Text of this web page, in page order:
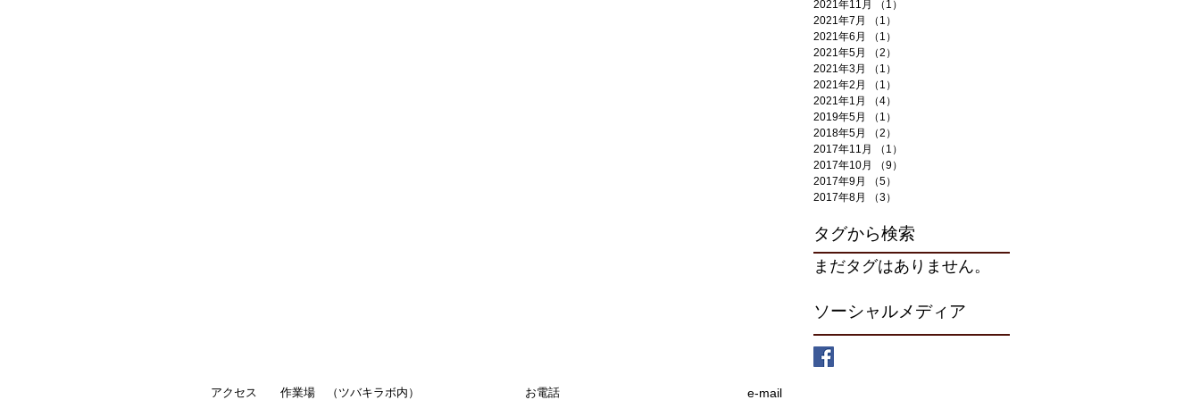
2021年11月
（1）
2021年7月
（1）
2021年6月
（1）
2021年5月
（2）
2021年3月
（1）
2021年2月
（1）
2021年1月
（4）
2019年5月
（1）
2018年5月
（2）
2017年11月
（1）
2017年10月
（9）
2017年9月
（5）
2017年8月
（3）
タグから検索
まだタグはありません。
ソーシャルメディア
アクセス 作業場 （ツバキラボ内） お電話 e-mail